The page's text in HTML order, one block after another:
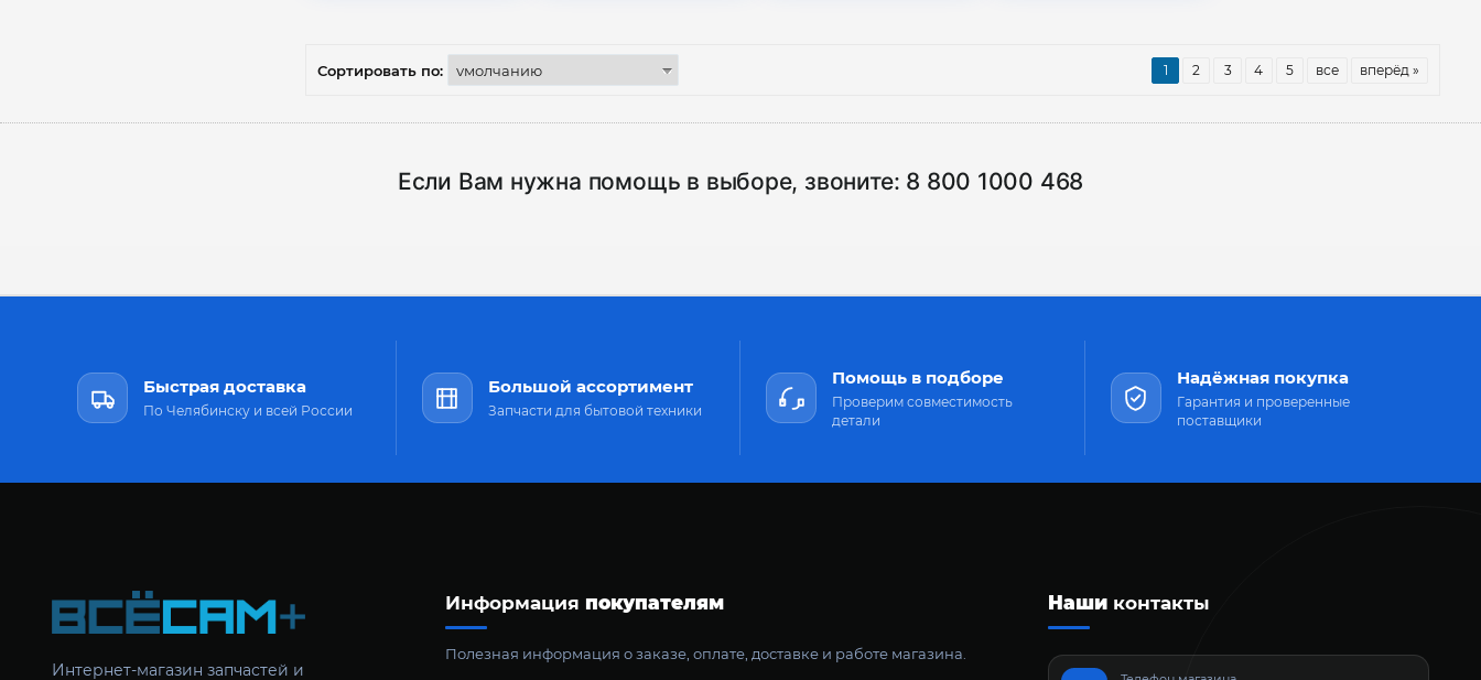
Сортировать по: 1 2 3 4 5 все вперёд »
Если Вам нужна помощь в выборе, звоните: 8 800 1000 468
Быстрая доставка
По Челябинску и всей России
Большой ассортимент
Запчасти для бытовой техники
Помощь в подборе
Проверим совместимость
детали
Надёжная покупка
Гарантия и проверенные
поставщики
Интернет-магазин запчастей и
Информация покупателям
Полезная информация о заказе, оплате, доставке и работе магазина.
Нашиконтакты